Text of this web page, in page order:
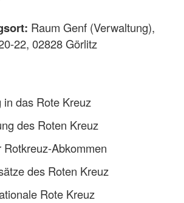
Raum Genf (Verwaltung),
22, 02828 Görlitz
in das Rote Kreuz
des Roten Kreuz
Rotkreuz-Abkommen
des Roten Kreuz
Rote Kreuz